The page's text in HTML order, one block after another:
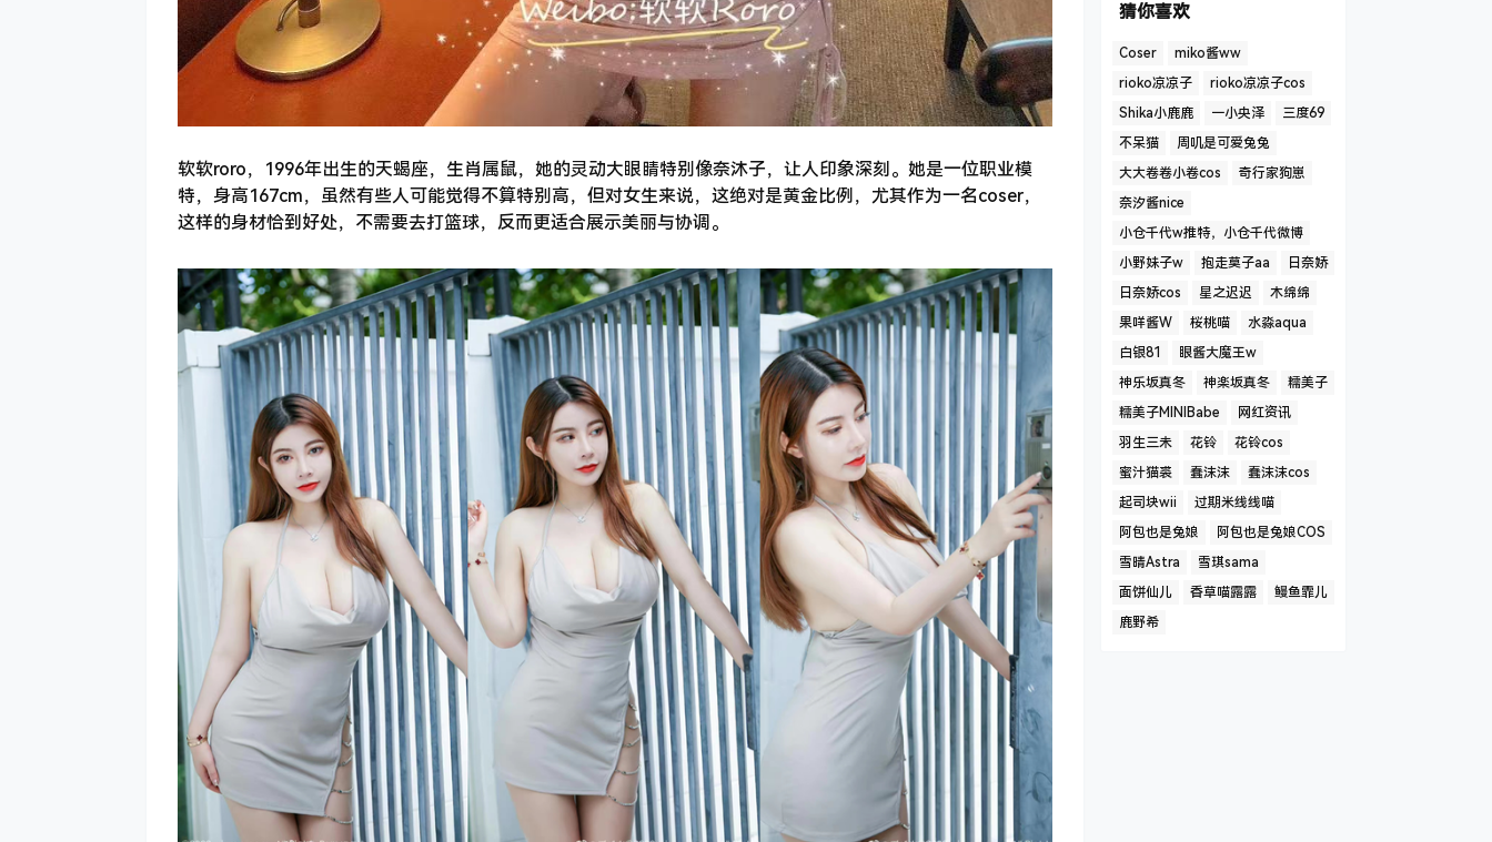
软软roro，1996年出生的天蝎座，生肖属鼠，她的灵动大眼睛特别像奈沐子，让人印象深刻。她是一位职业模
特，身高167cm，虽然有些人可能觉得不算特别高，但对女生来说，这绝对是黄金比例，尤其作为一名coser，
这样的身材恰到好处，不需要去打篮球，反而更适合展示美丽与协调。
猜你喜欢
Coser
miko酱ww
rioko凉凉子
rioko凉凉子cos
Shika小鹿鹿
一小央泽
三度69
不呆猫
周叽是可爱兔兔
大大卷卷小卷cos
奇行家狗崽
奈汐酱nice
小仓千代w推特，小仓千代微博
小野妹子w
抱走莫子aa
日奈娇
日奈娇cos
星之迟迟
木绵绵
果咩酱W
桜桃喵
水淼aqua
白银81
眼酱大魔王w
神乐坂真冬
神楽坂真冬
糯美子
糯美子MINIBabe
网红资讯
羽生三未
花铃
花铃cos
蜜汁猫裘
蠢沫沫
蠢沫沫cos
起司块wii
过期米线线喵
阿包也是兔娘
阿包也是兔娘COS
雪晴Astra
雪琪sama
面饼仙儿
香草喵露露
鳗鱼霏儿
鹿野希